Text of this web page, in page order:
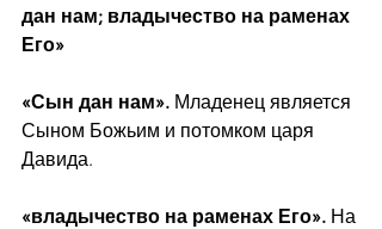
дан нам; владычество на раменах
Его»
«Сын дан нам». Младенец является
Сыном Божьим и потомком царя
Давида.
«владычество на раменах Его». На